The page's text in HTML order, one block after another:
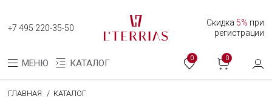
+7 495 220-35-50
Скидка 5% при
регистрации
МЕНЮ КАТАЛОГ 0 0
ГЛАВНАЯ КАТАЛОГ